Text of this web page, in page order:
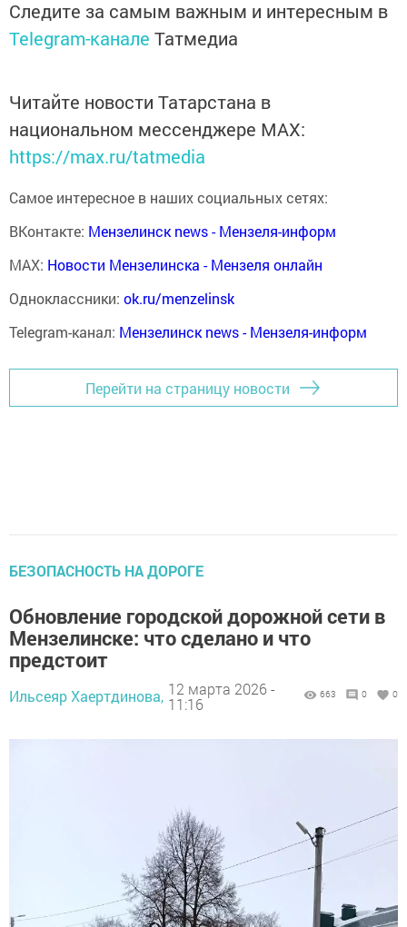
Следите за самым важным и интересным в
Telegram-канале Татмедиа
Читайте новости Татарстана в
национальном мессенджере MАХ:
https://max.ru/tatmedia
Самое интересное в наших социальных сетях:
ВКонтакте: Мензелинск news - Мензеля-информ
MAX: Новости Мензелинска - Мензеля онлайн
Одноклассники: ok.ru/menzelinsk
Telegram-канал: Мензелинск news - Мензеля-информ
Перейти на страницу новости
БЕЗОПАСНОСТЬ НА ДОРОГЕ
Обновление городской дорожной сети в
Мензелинске: что сделано и что
предстоит
Ильсеяр Хаертдинова, 12 марта 2026 -
11:16
663 0 0